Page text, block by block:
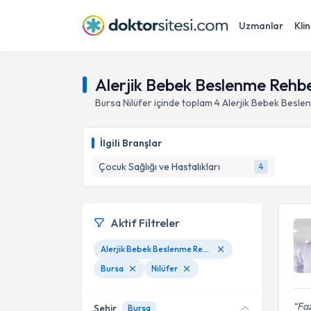
Uzmanlar
Alerjik Bebek Beslenme
Bursa Nilüferiçinde toplam 4Alerjik Bebek
İlgili Branşlar
Çocuk Sağlığı ve Hastalıkları
4
Aktif Filtreler
Alerjik Bebek Beslenme Rehberliği
Bursa
Nilüfer
Şehir Bursa